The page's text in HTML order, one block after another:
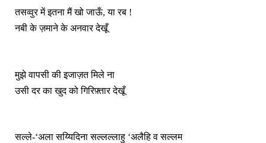
तसव्वुर में इतना मैं खो जाऊँ, या रब !
नबी के ज़माने के अनवार देखूँ
मुझे वापसी की इजाज़त मिले ना
उसी दर का खुद को गिरिफ़्तार देखूँ
सल्ले-‘अला सय्यिदिना सल्लल्लाहु ‘अलैहि व सल्लम